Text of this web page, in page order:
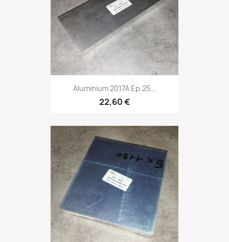
Aluminium 2017A Ep.25...
22,60 €